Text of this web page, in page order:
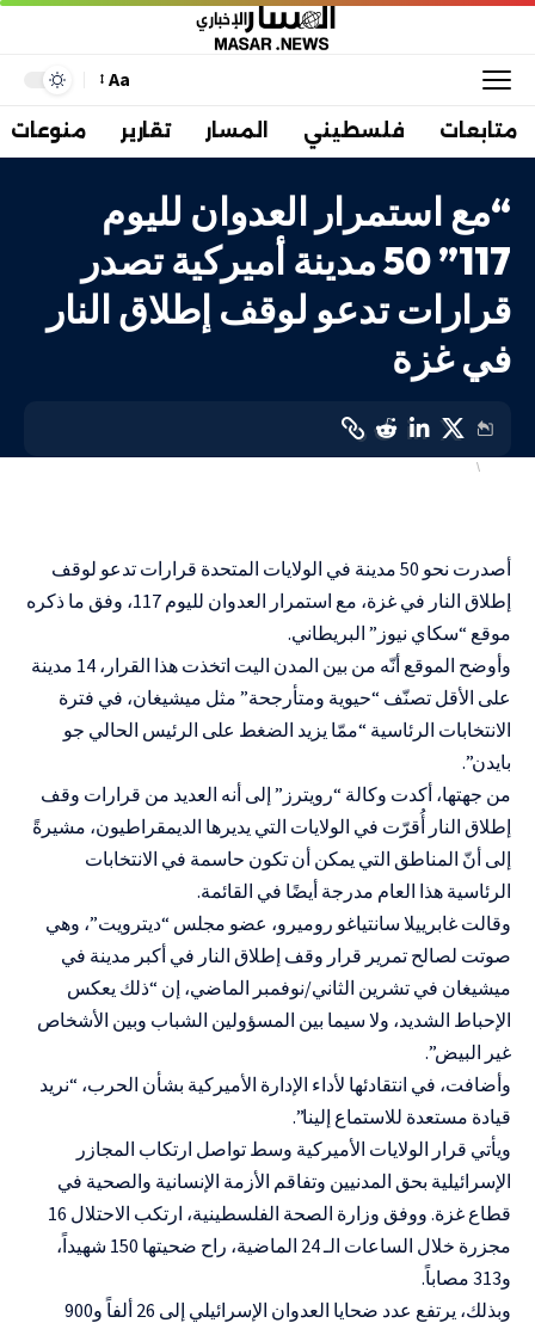
Aa
متابعات فلسطيني المسار تقارير منوعات
“مع استمرار العدوان لليوم
117” 50 مدينة أميركية تصدر
قرارات تدعو لوقف إطلاق النار
في غزة
دوليفلسطيني
أصدرت نحو 50 مدينة في الولايات المتحدة قرارات تدعو لوقف
إطلاق النار في غزة، مع استمرار العدوان لليوم 117، وفق ما ذكره
موقع “سكاي نيوز” البريطاني.
وأوضح الموقع أنّه من بين المدن اليت اتخذت هذا القرار، 14 مدينة
على الأقل تصنّف “حيوية ومتأرجحة” مثل ميشيغان، في فترة
الانتخابات الرئاسية “ممّا يزيد الضغط على الرئيس الحالي جو
بايدن”.
من جهتها، أكدت وكالة “رويترز” إلى أنه العديد من قرارات وقف
إطلاق النار أُقرّت في الولايات التي يديرها الديمقراطيون، مشيرةً
إلى أنّ المناطق التي يمكن أن تكون حاسمة في الانتخابات
الرئاسية هذا العام مدرجة أيضًا في القائمة.
وقالت غابرييلا سانتياغو روميرو، عضو مجلس “ديترويت”، وهي
صوتت لصالح تمرير قرار وقف إطلاق النار في أكبر مدينة في
ميشيغان في تشرين الثاني/نوفمبر الماضي، إن “ذلك يعكس
الإحباط الشديد، ولا سيما بين المسؤولين الشباب وبين الأشخاص
غير البيض”.
وأضافت، في انتقادئها لأداء الإدارة الأميركية بشأن الحرب، “نريد
قيادة مستعدة للاستماع إلينا”.
ويأتي قرار الولايات الأميركية وسط تواصل ارتكاب المجازر
الإسرائيلية بحق المدنيين وتفاقم الأزمة الإنسانية والصحية في
قطاع غزة. ووفق وزارة الصحة الفلسطينية، ارتكب الاحتلال 16
مجزرة خلال الساعات الـ 24 الماضية، راح ضحيتها 150 شهيداً،
و313 مصاباً.
وبذلك، يرتفع عدد ضحايا العدوان الإسرائيلي إلى 26 ألفاً و900